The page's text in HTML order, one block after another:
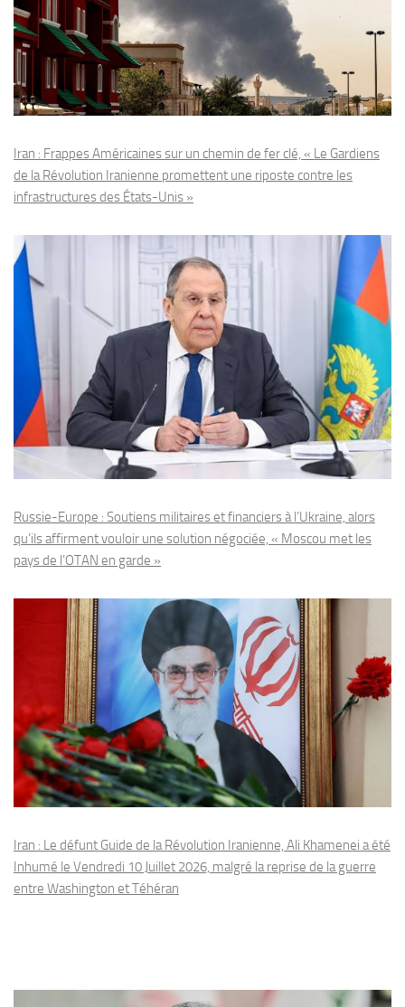
Iran : Frappes Américaines sur un chemin de fer clé, « Le Gardiens
de la Révolution Iranienne promettent une riposte contre les
infrastructures des États-Unis »
Russie-Europe : Soutiens militaires et financiers à l’Ukraine, alors
qu’ils affirment vouloir une solution négociée, « Moscou met les
pays de l’OTAN en garde »
Iran : Le défunt Guide de la Révolution Iranienne, Ali Khamenei a été
Inhumé le Vendredi 10 Juillet 2026, malgré la reprise de la guerre
entre Washington et Téhéran